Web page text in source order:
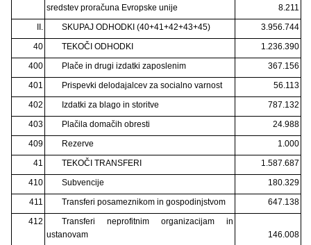
sredstev proračuna Evropske unije
8.211
II.
SKUPAJ ODHODKI (40+41+42+43+45)
3.956.744
40
TEKOČI ODHODKI
1.236.390
400
Plače in drugi izdatki zaposlenim
367.156
401
Prispevki delodajalcev za socialno varnost
56.113
402
Izdatki za blago in storitve
787.132
403
Plačila domačih obresti
24.988
409
Rezerve
1.000
41
TEKOČI TRANSFERI
1.587.687
410
Subvencije
180.329
411
Transferi posameznikom in gospodinjstvom
647.138
412
Transferi neprofitnim organizacijam in
ustanovam
146.008